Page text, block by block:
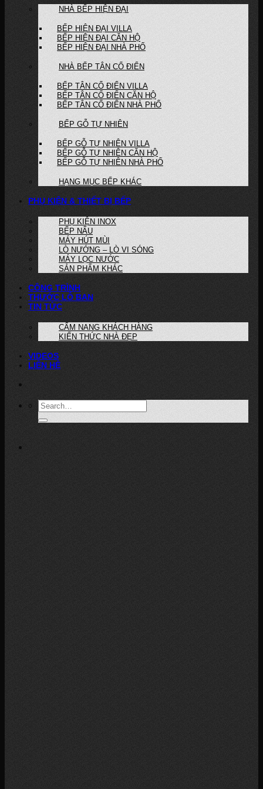
NHÀ BẾP HIỆN ĐẠI
BẾP HIỆN ĐẠI VILLA
BẾP HIỆN ĐẠI CĂN HỘ
BẾP HIỆN ĐẠI NHÀ PHỐ
NHÀ BẾP TÂN CỔ ĐIỂN
BẾP TÂN CỔ ĐIỂN VILLA
BẾP TÂN CỔ ĐIỂN CĂN HỘ
BẾP TÂN CỔ ĐIỂN NHÀ PHỐ
BẾP GỖ TỰ NHIÊN
BẾP GỖ TỰ NHIÊN VILLA
BẾP GỖ TỰ NHIÊN CĂN HỘ
BẾP GỖ TỰ NHIÊN NHÀ PHỐ
HẠNG MỤC BẾP KHÁC
PHỤ KIỆN & THIẾT BỊ BẾP
PHỤ KIỆN INOX
BẾP NẤU
MÁY HÚT MÙI
LÒ NƯỚNG – LÒ VI SÓNG
MÁY LỌC NƯỚC
SẢN PHẨM KHÁC
CÔNG TRÌNH
THƯỚC LỖ BAN
TIN TỨC
CẨM NANG KHÁCH HÀNG
KIẾN THỨC NHÀ ĐẸP
VIDEOS
LIÊN HỆ